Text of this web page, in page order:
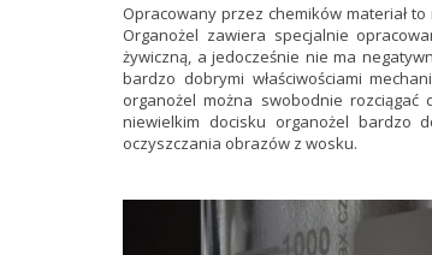
Opracowany przez chemików materiał
Organożel zawiera specjalnie
żywiczną, a jedocześnie nie ma
bardzo dobrymi właściwościami
organożel można swobodnie
niewielkim docisku organożel bardzo
oczyszczania obrazów z wosku.